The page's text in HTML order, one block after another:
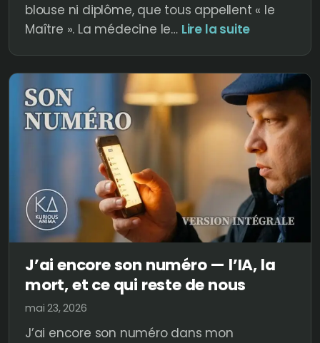
blouse ni diplôme, que tous appellent « le
Maître ». La médecine le… Lire la suite:
du
Christ
de
Lyon
J’ai encore son numéro — l’IA, la
mort, et ce qui reste de nous
mai 23, 2026
J’ai encore son numéro dans mon